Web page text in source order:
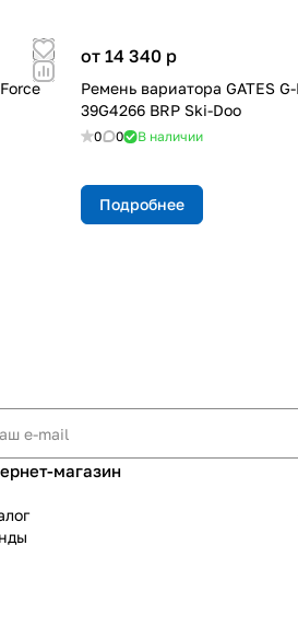
от 14 340 p
Ремень вариатора GATES
39G4266 BRP Ski-Doo
0 0 В наличии
Подробнее
магазин